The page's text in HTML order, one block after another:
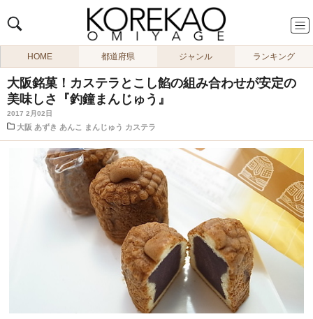
HOME 都道府県 ジャンル ランキング
大阪銘菓！カステラとこし餡の組み合わせが安定の
美味しさ『釣鐘まんじゅう』
2017 2月02日
大阪 あずき あんこ まんじゅう カステラ